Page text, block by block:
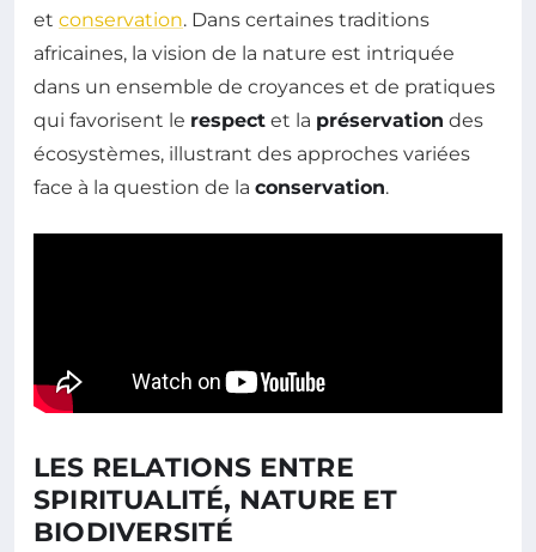
et conservation. Dans certaines traditions
africaines, la vision de la nature est intriquée
dans un ensemble de croyances et de pratiques
qui favorisent le respect et la préservation des
écosystèmes, illustrant des approches variées
face à la question de la conservation.
LES RELATIONS ENTRE
SPIRITUALITÉ, NATURE ET
BIODIVERSITÉ